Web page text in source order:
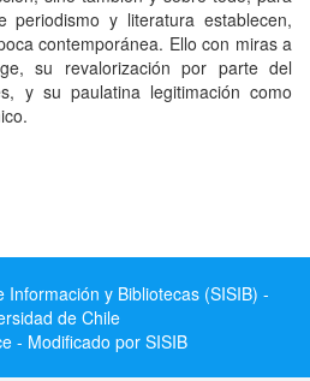
periodismo y literatura establecen,
contemporánea. Ello con miras a
su revalorización por parte del
y su paulatina legitimación como
Información y Bibliotecas (SISIB) -
de Chile
- Modificado por SISIB